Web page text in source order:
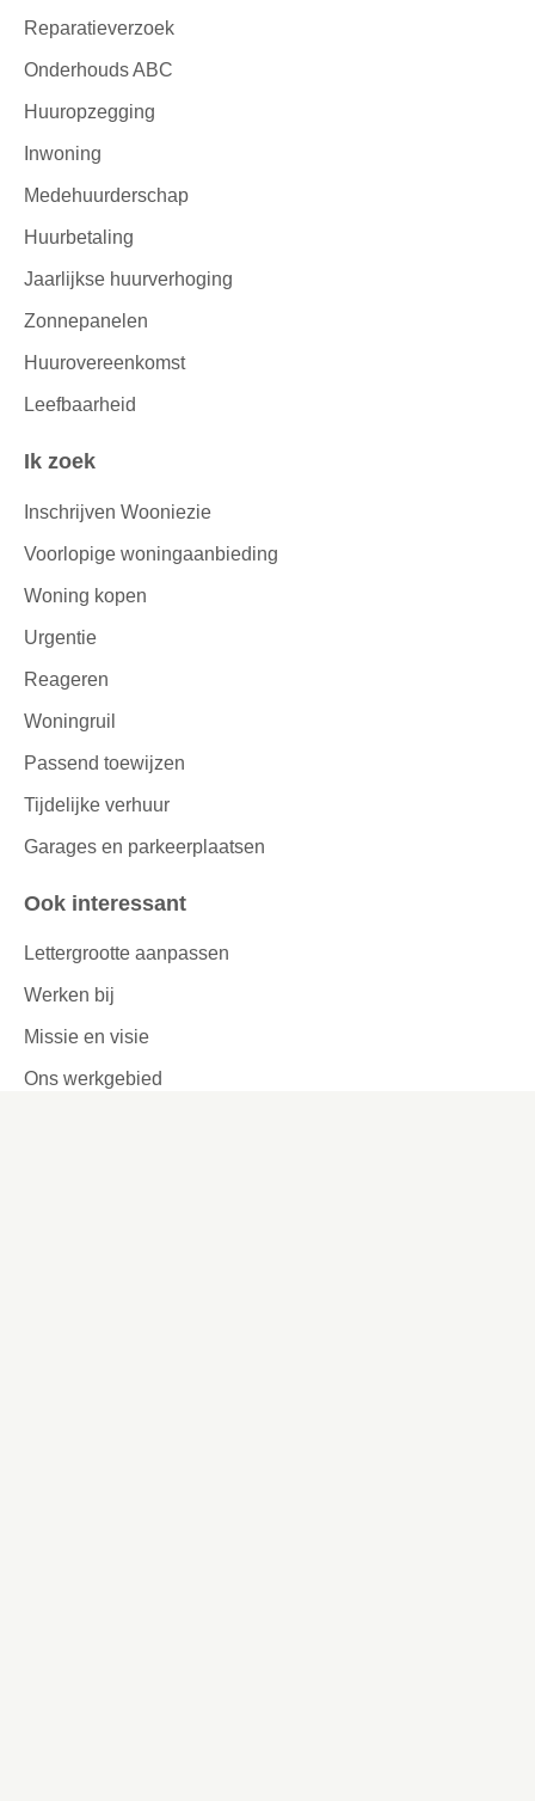
Reparatieverzoek
Onderhouds ABC
Huuropzegging
Inwoning
Medehuurderschap
Huurbetaling
Jaarlijkse huurverhoging
Zonnepanelen
Huurovereenkomst
Leefbaarheid
Ik zoek
Inschrijven Wooniezie
Voorlopige woningaanbieding
Woning kopen
Urgentie
Reageren
Woningruil
Passend toewijzen
Tijdelijke verhuur
Garages en parkeerplaatsen
Ook interessant
Lettergrootte aanpassen
Werken bij
Missie en visie
Ons werkgebied